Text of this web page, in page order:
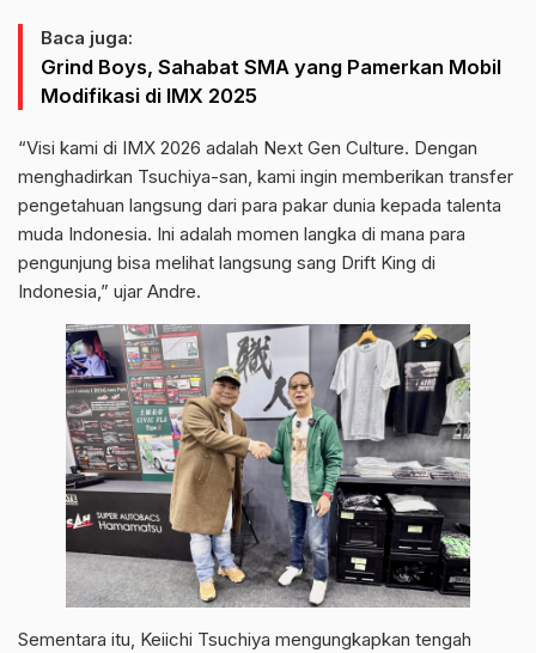
Baca juga:
Grind Boys, Sahabat SMA yang Pamerkan Mobil
Modifikasi di IMX 2025
“Visi kami di IMX 2026 adalah Next Gen Culture. Dengan
menghadirkan Tsuchiya-san, kami ingin memberikan transfer
pengetahuan langsung dari para pakar dunia kepada talenta
muda Indonesia. Ini adalah momen langka di mana para
pengunjung bisa melihat langsung sang Drift King di
Indonesia,” ujar Andre.
Sementara itu, Keiichi Tsuchiya mengungkapkan tengah